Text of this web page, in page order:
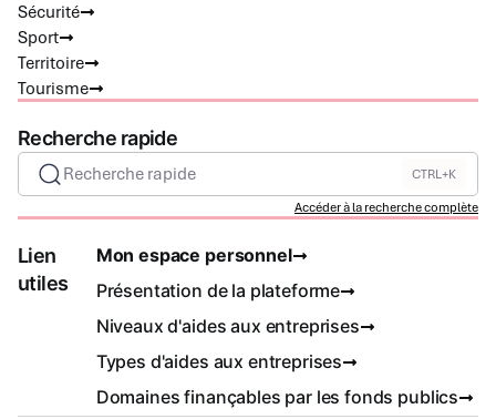
Sécurité
Sport
Territoire
Tourisme
Recherche rapide
Recherche rapide CTRL+K
Accéder à la recherche complète
Lien
utiles
Mon espace personnel
Présentation de la plateforme
Niveaux d'aides aux entreprises
Types d'aides aux entreprises
Domaines finançables par les fonds publics